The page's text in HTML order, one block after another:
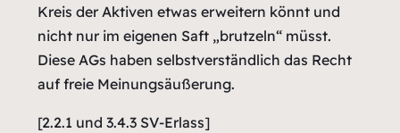
Kreis der Aktiven etwas erweitern könnt und
nicht nur im eigenen Saft „brutzeln“ müsst.
Diese AGs haben selbstverständlich das Recht
auf freie Meinungsäußerung.
[2.2.1 und 3.4.3 SV-Erlass]